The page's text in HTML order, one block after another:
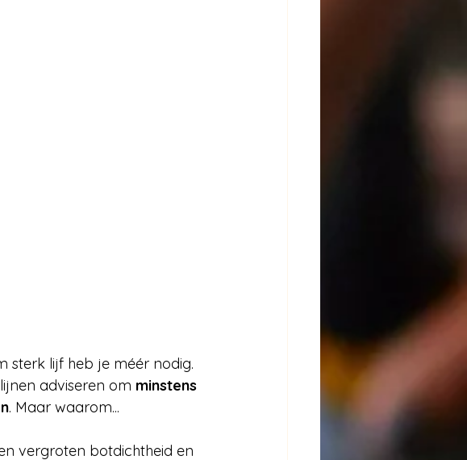
sterk lijf heb je méér nodig.
adviseren om minstens
. Maar waarom...
vergroten botdichtheid en